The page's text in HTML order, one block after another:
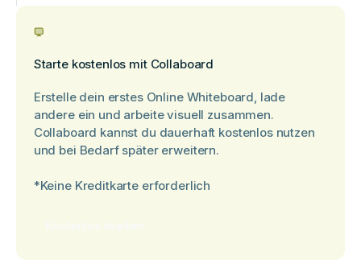
Starte kostenlos mit Collaboard
Erstelle dein erstes Online Whiteboard, lade
andere ein und arbeite visuell zusammen.
Collaboard kannst du dauerhaft kostenlos nutzen
und bei Bedarf später erweitern.
*Keine Kreditkarte erforderlich